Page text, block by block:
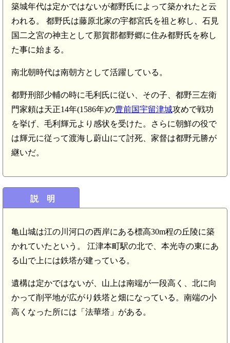
築城年代は定かではないが都野氏によって築かれたと云
われる。 都野氏は藤原北家の宇都宮氏を祖と称し、石見
国二之宮の神主として那賀郡都野郷に住み都野氏を称し
た事に始まる。
南北朝時代は南朝方として活躍している。
都野刑部少輔の時に毛利氏に従い、その子、都野三左衛
門家頼は天正14年(1586年)の豊前国宇留津城攻めで戦功
を挙げ、毛利輝元より感状を受けた。さらに朝鮮の役で
は輝元に従って渡海し蔚山にて討死、家督は都野元勝が
継いだ。
説 明
亀山城は江の川河口の西岸にある標高30m程の丘陵に築
かれていたという。 江津本町駅の北で、本光寺の東にあ
る山で上には鉄塔が建っている。
遺構は定かではないが、山上は南端が一段高く、北に向
かって削平地が広がり鉄塔と畑になっている。南端の小
高くなった所には「法華塔」がある。